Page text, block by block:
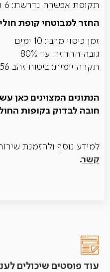
תקופת אכשרה נדרשת: 6 חודשים
החזר למבוטחי קופת
זמן כיסוי מרבי: 10 ימים
גובה ההחזר: עד 80%
תקרה יומית: ביטוח זהב 556 ש"ח, ביטוח כסף 494 ש"ח
הנתונים המצוינים כאן
חובה לבדוק בקופות
למידע נוסף ולהזמנת
קשר.
עוד פוסטים שיכולים